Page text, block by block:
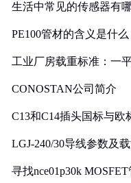
生活中常见的传感器有
PE100管材的含义是什么
工业厂房载重标准：一
CONOSTAN公司简介
C13和C14插头国标与
LGJ-240/30导线参数及
寻找nce01p30k